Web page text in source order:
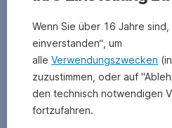
gleichen
Bedingungen“.
Ausdruck
Wenn Sie über 16 Jahre
einverstanden“, um
alle Verwendungszwecken
zuzustimmen, oder auf
den technisch notwendigen
fortzufahren.